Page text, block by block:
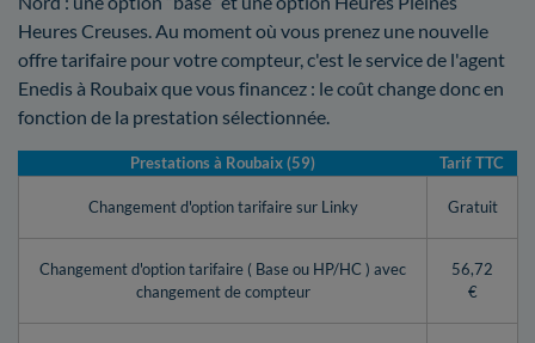
Heures Creuses. Au moment où vous prenez une nouvelle
offre tarifaire pour votre compteur, c'est le service de l'agent
Enedis à Roubaix que vous financez : le coût change donc en
fonction de la prestation sélectionnée.
Prestations à Roubaix (59) Tarif TTC
Changement d'option tarifaire sur Linky Gratuit
Changement d'option tarifaire ( Base ou HP/HC ) avec
changement de compteur
56,72
€